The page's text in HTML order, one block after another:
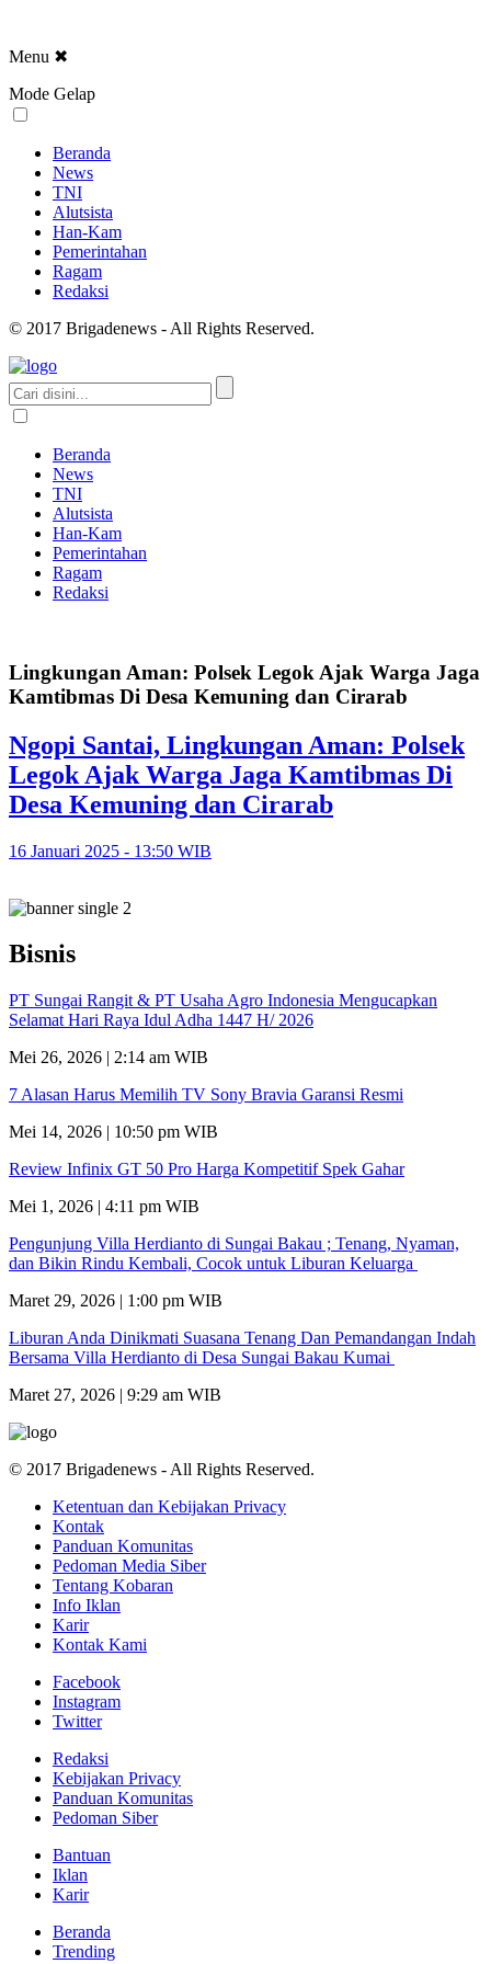
Menu ✖
Mode Gelap
Beranda
News
TNI
Alutsista
Han-Kam
Pemerintahan
Ragam
Redaksi
© 2017 Brigadenews - All Rights Reserved.
Beranda
News
TNI
Alutsista
Han-Kam
Pemerintahan
Ragam
Redaksi
Lingkungan Aman: Polsek Legok Ajak Warga Jaga
Kamtibmas Di Desa Kemuning dan Cirarab
Ngopi Santai, Lingkungan Aman: Polsek
Legok Ajak Warga Jaga Kamtibmas Di
Desa Kemuning dan Cirarab
16 Januari 2025 - 13:50 WIB
Bisnis
PT Sungai Rangit & PT Usaha Agro Indonesia Mengucapkan
Selamat Hari Raya Idul Adha 1447 H/ 2026
Mei 26, 2026 | 2:14 am WIB
7 Alasan Harus Memilih TV Sony Bravia Garansi Resmi
Mei 14, 2026 | 10:50 pm WIB
Review Infinix GT 50 Pro Harga Kompetitif Spek Gahar
Mei 1, 2026 | 4:11 pm WIB
Pengunjung Villa Herdianto di Sungai Bakau ; Tenang, Nyaman,
dan Bikin Rindu Kembali, Cocok untuk Liburan Keluarga
Maret 29, 2026 | 1:00 pm WIB
Liburan Anda Dinikmati Suasana Tenang Dan Pemandangan Indah
Bersama Villa Herdianto di Desa Sungai Bakau Kumai
Maret 27, 2026 | 9:29 am WIB
© 2017 Brigadenews - All Rights Reserved.
Ketentuan dan Kebijakan Privacy
Kontak
Panduan Komunitas
Pedoman Media Siber
Tentang Kobaran
Info Iklan
Karir
Kontak Kami
Facebook
Instagram
Twitter
Redaksi
Kebijakan Privacy
Panduan Komunitas
Pedoman Siber
Bantuan
Iklan
Karir
Beranda
Trending